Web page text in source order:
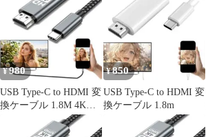
¥ 980
USB Type-C to HDMI 変
換ケーブル 1.8M 4K
¥850
USB Type-C to HDMI 変
換ケーブル 1.8m